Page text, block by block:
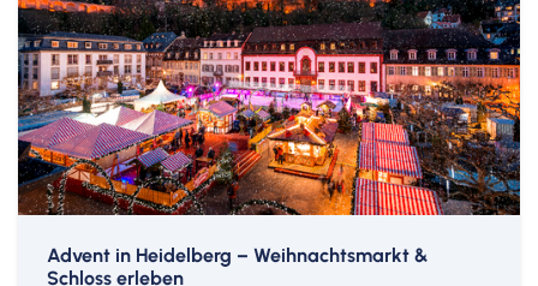
Advent in Heidelberg – Weihnachtsmarkt &
Schloss erleben